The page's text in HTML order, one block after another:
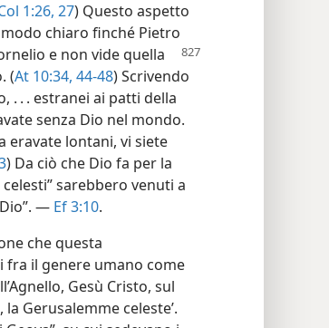
1:26, 27) Questo aspetto
chiaro finché Pietro
e non vide quella
(At 10:34, 44-48) Scrivendo
. . . estranei ai patti della
senza Dio nel mondo.
eravate lontani, vi siete
) Da ciò che Dio fa per la
sarebbero venuti a
— Ef 3:10.
che questa
fra il genere umano come
Gesù Cristo, sul
Gerusalemme celeste’.